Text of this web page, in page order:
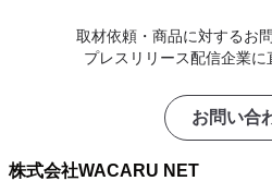
取材依頼・商品に対するお
プレスリリース配信企業に
お問い合
株式会社WACARU NET